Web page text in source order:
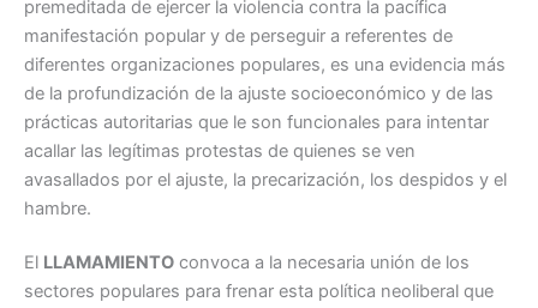
premeditada de ejercer la violencia contra la pacífica
manifestación popular y de perseguir a referentes de
diferentes organizaciones populares, es una evidencia más
de la profundización de la ajuste socioeconómico y de las
prácticas autoritarias que le son funcionales para intentar
acallar las legítimas protestas de quienes se ven
avasallados por el ajuste, la precarización, los despidos y el
hambre.
El LLAMAMIENTO convoca a la necesaria unión de los
sectores populares para frenar esta política neoliberal que